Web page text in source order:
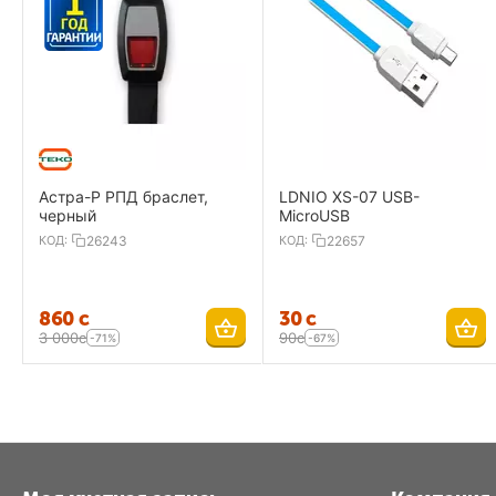
Рабочая
Размеры : 200 мм × 140
0,4кг
Астра-Р РПД браслет,
черный
КОД: 26243
‍860‍с
3 000с -71%
LDNIO XS-07 USB-
MicroUSB
КОД: 22657
‍30‍с
‍90‍с -67%